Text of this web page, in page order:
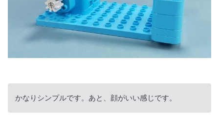
かなりシンプルです。あと、顔がいい感じです。